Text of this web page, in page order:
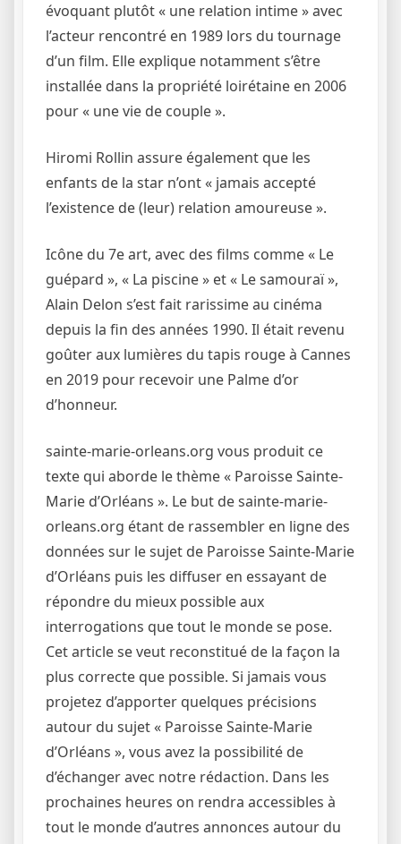
évoquant plutôt « une relation intime » avec
l’acteur rencontré en 1989 lors du tournage
d’un film. Elle explique notamment s’être
installée dans la propriété loirétaine en 2006
pour « une vie de couple ».
Hiromi Rollin assure également que les
enfants de la star n’ont « jamais accepté
l’existence de (leur) relation amoureuse ».
Icône du 7e art, avec des films comme « Le
guépard », « La piscine » et « Le samouraï »,
Alain Delon s’est fait rarissime au cinéma
depuis la fin des années 1990. Il était revenu
goûter aux lumières du tapis rouge à Cannes
en 2019 pour recevoir une Palme d’or
d’honneur.
sainte-marie-orleans.org vous produit ce
texte qui aborde le thème « Paroisse Sainte-
Marie d’Orléans ». Le but de sainte-marie-
orleans.org étant de rassembler en ligne des
données sur le sujet de Paroisse Sainte-Marie
d’Orléans puis les diffuser en essayant de
répondre du mieux possible aux
interrogations que tout le monde se pose.
Cet article se veut reconstitué de la façon la
plus correcte que possible. Si jamais vous
projetez d’apporter quelques précisions
autour du sujet « Paroisse Sainte-Marie
d’Orléans », vous avez la possibilité de
d’échanger avec notre rédaction. Dans les
prochaines heures on rendra accessibles à
tout le monde d’autres annonces autour du